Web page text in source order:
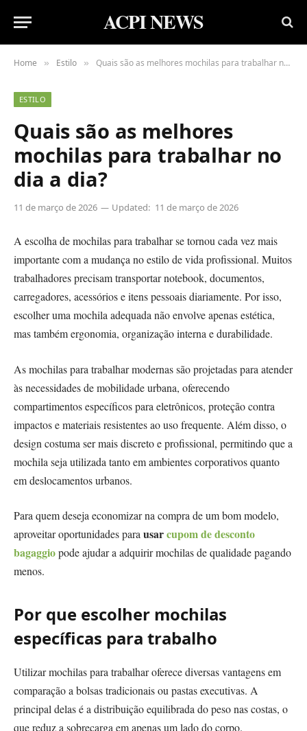
ACPI NEWS
Home » Estilo » Quais são as melhores mochilas para trabalhar no dia a dia?
ESTILO
Quais são as melhores
mochilas para trabalhar no
dia a dia?
11 de março de 2026 Updated: 11 de março de 2026
A escolha de mochilas para trabalhar se tornou cada vez mais
importante com a mudança no estilo de vida profissional. Muitos
trabalhadores precisam transportar notebook, documentos,
carregadores, acessórios e itens pessoais diariamente. Por isso,
escolher uma mochila adequada não envolve apenas estética,
mas também ergonomia, organização interna e durabilidade.
As mochilas para trabalhar modernas são projetadas para atender
às necessidades de mobilidade urbana, oferecendo
compartimentos específicos para eletrônicos, proteção contra
impactos e materiais resistentes ao uso frequente. Além disso, o
design costuma ser mais discreto e profissional, permitindo que a
mochila seja utilizada tanto em ambientes corporativos quanto
em deslocamentos urbanos.
Para quem deseja economizar na compra de um bom modelo,
aproveitar oportunidades para usarcupom de desconto
bagaggiopode ajudar a adquirir mochilas de qualidade pagando
menos.
Por que escolher mochilas
específicas para trabalho
Utilizar mochilas para trabalhar oferece diversas vantagens em
comparação a bolsas tradicionais ou pastas executivas. A
principal delas é a distribuição equilibrada do peso nas costas, o
que reduz a sobrecarga em apenas um lado do corpo.